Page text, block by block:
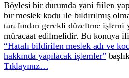
Böylesi bir durumda yani fiilen
bir meslek kodu ile bildirilmiş
tarafından gerekli düzeltme işlemi
müracaat edilmelidir. Bu konuya
“Hatalı bildirilen meslek adı ve
hakkında yapılacak işlemler”
Tıklayınız…